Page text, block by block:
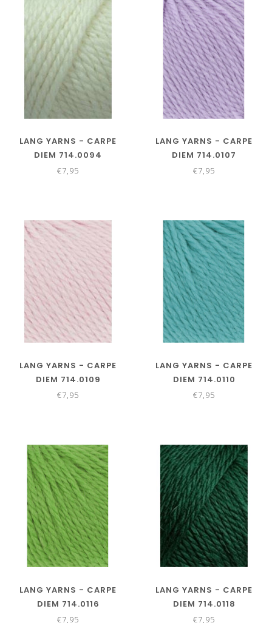
LANG YARNS - CARPE
DIEM 714.0094
€7,95
LANG YARNS - CARPE
DIEM 714.0107
€7,95
LANG YARNS - CARPE
DIEM 714.0109
€7,95
LANG YARNS - CARPE
DIEM 714.0110
€7,95
LANG YARNS - CARPE
DIEM 714.0116
€7,95
LANG YARNS - CARPE
DIEM 714.0118
€7,95